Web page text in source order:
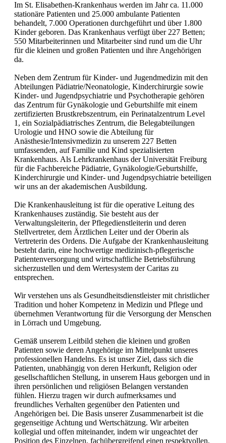
Im St. Elisabethen-Krankenhaus werden im Jahr ca. 11.000
stationäre Patienten und 25.000 ambulante Patienten
behandelt, 7.000 Operationen durchgeführt und über 1.800
Kinder geboren. Das Krankenhaus verfügt über 227 Betten;
550 Mitarbeiterinnen und Mitarbeiter sind rund um die Uhr
für die kleinen und großen Patienten und ihre Angehörigen
da.
Neben dem Zentrum für Kinder- und Jugendmedizin mit den
Abteilungen Pädiatrie/Neonatologie, Kinderchirurgie sowie
Kinder- und Jugendpsychiatrie und Psychotherapie gehören
das Zentrum für Gynäkologie und Geburtshilfe mit einem
zertifizierten Brustkrebszentrum, ein Perinatalzentrum Level
1, ein Sozialpädiatrisches Zentrum, die Belegabteilungen
Urologie und HNO sowie die Abteilung für
Anästhesie/Intensivmedizin zu unserem 227 Betten
umfassenden, auf Familie und Kind spezialisierten
Krankenhaus. Als Lehrkrankenhaus der Universität Freiburg
für die Fachbereiche Pädiatrie, Gynäkologie/Geburtshilfe,
Kinderchirurgie und Kinder- und Jugendpsychiatrie beteiligen
wir uns an der akademischen Ausbildung.
Die Krankenhausleitung ist für die operative Leitung des
Krankenhauses zuständig. Sie besteht aus der
Verwaltungsleiterin, der Pflegedienstleiterin und deren
Stellvertreter, dem Ärztlichen Leiter und der Oberin als
Vertreterin des Ordens. Die Aufgabe der Krankenhausleitung
besteht darin, eine hochwertige medizinisch-pflegerische
Patientenversorgung und wirtschaftliche Betriebsführung
sicherzustellen und dem Wertesystem der Caritas zu
entsprechen.
Wir verstehen uns als Gesundheitsdienstleister mit christlicher
Tradition und hoher Kompetenz in Medizin und Pflege und
übernehmen Verantwortung für die Versorgung der Menschen
in Lörrach und Umgebung.
Gemäß unserem Leitbild stehen die kleinen und großen
Patienten sowie deren Angehörige im Mittelpunkt unseres
professionellen Handelns. Es ist unser Ziel, dass sich die
Patienten, unabhängig von deren Herkunft, Religion oder
gesellschaftlichen Stellung, in unserem Haus geborgen und in
ihren persönlichen und religiösen Belangen verstanden
fühlen. Hierzu tragen wir durch aufmerksames und
freundliches Verhalten gegenüber den Patienten und
Angehörigen bei. Die Basis unserer Zusammenarbeit ist die
gegenseitige Achtung und Wertschätzung. Wir arbeiten
kollegial und offen miteinander, indem wir ungeachtet der
Position des Einzelnen, fachübergreifend einen respektvollen,